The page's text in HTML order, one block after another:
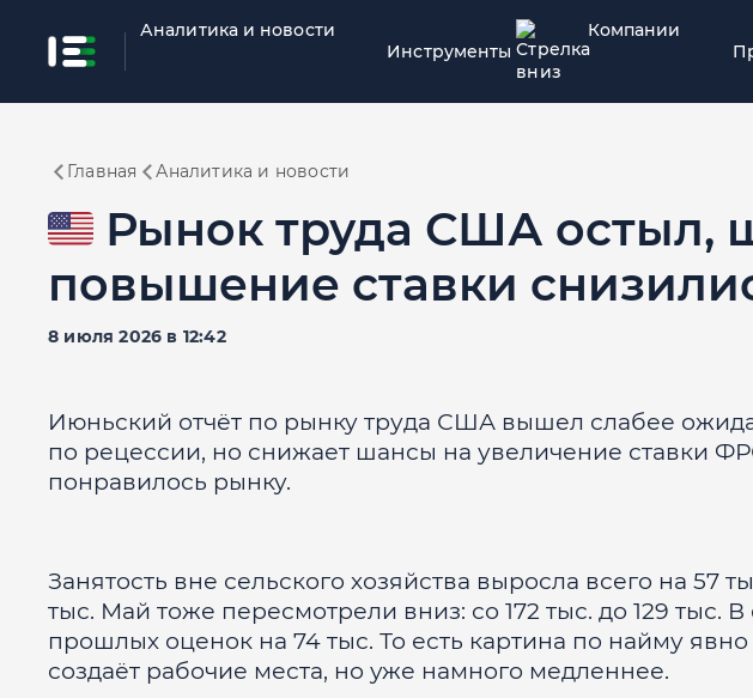
Аналитика и новости
Инструменты
Компании
Главная Аналитика и новости
🇺🇸 Рынок труда США остыл,
повышение ставки
8 июля 2026 в 12:42
Июньский отчёт по рынку труда США вышел слабее
по рецессии, но снижает шансы на увеличение ставки
понравилось рынку.
Занятость вне сельского хозяйства выросла всего на 57
тыс. Май тоже пересмотрели вниз: со 172 тыс. до 129 тыс.
прошлых оценок на 74 тыс. То есть картина по найму
создаёт рабочие места, но уже намного медленнее.